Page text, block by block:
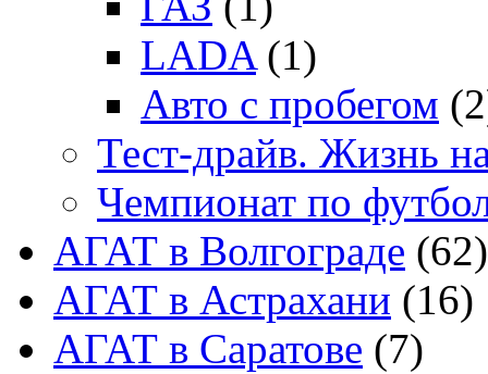
LADA (1)
Авто с пробегом
Тест-драйв. Жизнь
Чемпионат по
АГАТ в Волгограде (62)
АГАТ в Астрахани (16)
АГАТ в Саратове (7)